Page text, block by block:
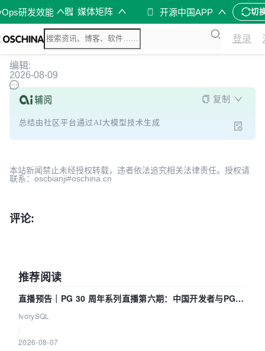
研发效能 媒体矩阵 开源中国APP 切
登录
编辑:
2026-08-09
复制
总结由社区平台通过AI大模型技术生成
本站新闻禁止未经授权转载，违者依法追究相关法律责任。授权请
联系：oscbianji#oschina.cn
评论:
推荐阅读
直播预告｜PG 30 周年系列直播第六期：中国开发者与PG内
核——我们改得动吗？我们贡献了什么？
IvorySQL
2026-08-07